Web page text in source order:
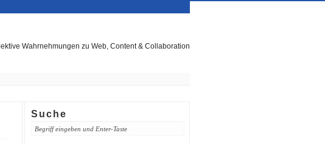
Wahrnehmungen zu Web, Content & Collaboration
Suche